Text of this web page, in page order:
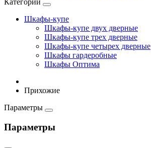
Категории
Шкафы-купе
Шкафы-купе двух дверные
Шкафы-купе трех дверные
Шкафы-купе четырех дверные
Шкафы гардеробные
Шкафы Оптима
Прихожие
Параметры
Параметры